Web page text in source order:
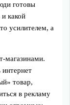
готовы
какой
усилителем, а
магазинами.
интернет
товар,
в рекламу